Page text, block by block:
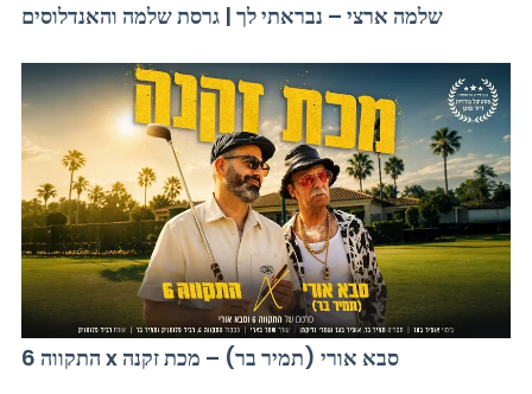
שלמה ארצי – נבראתי לך | גרסת שלמה והאנדלוסים
התקווה 6 x סבא אורי (תמיר בר) – מכת זקנה